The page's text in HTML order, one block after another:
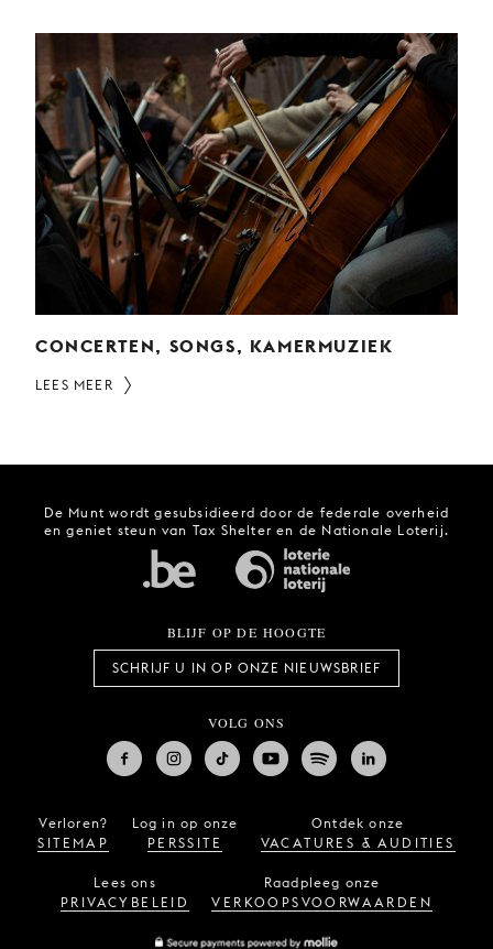
CONCERTEN, SONGS, KAMERMUZIEK
LEES MEER
De Munt wordt gesubsidieerd door de federale overheid
en geniet steun van Tax Shelter en de Nationale Loterij.
BLIJF OP DE HOOGTE
SCHRIJF U IN OP ONZE NIEUWSBRIEF
VOLG ONS
Verloren?
SITEMAP
Log in op onze
PERSSITE
Ontdek onze
VACATURES & AUDITIES
Lees ons
PRIVACYBELEID
Raadpleeg onze
VERKOOPSVOORWAARDEN